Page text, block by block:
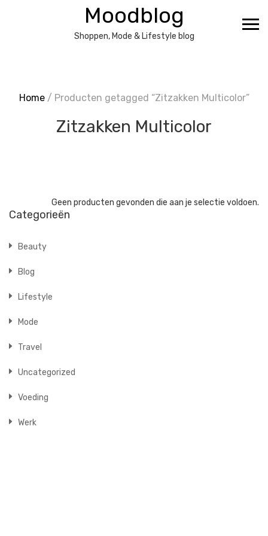
Moodblog
Shoppen, Mode & Lifestyle blog
Home/ Producten getagged “Zitzakken Multicolor”
Zitzakken Multicolor
Geen producten gevonden die aan je selectie voldoen.
Categorieën
Beauty
Blog
Lifestyle
Mode
Travel
Uncategorized
Voeding
Werk